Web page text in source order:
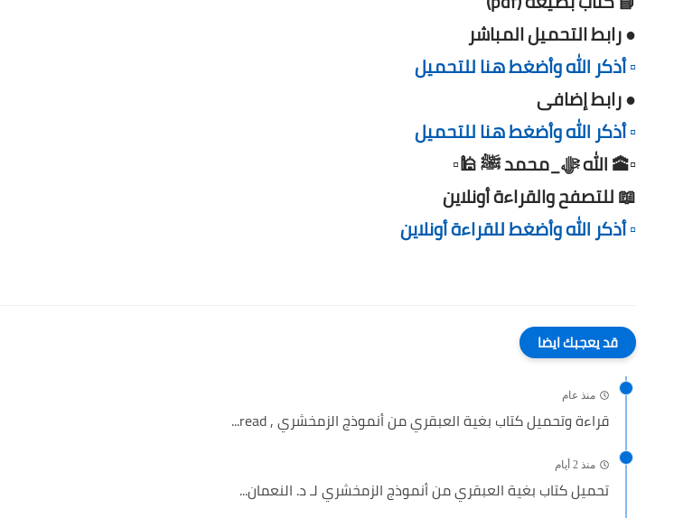
● رابط التحميل المباشر
▫️ أذكر الله وأضغط هنا للتحميل
● رابط إضافى
▫️ أذكر الله وأضغط هنا للتحميل
▫️🕋 الله ﷻ_محمد ﷺ 🕌▫️
📖 للتصفح والقراءة أونلاين
▫️ أذكر الله وأضغط للقراءة أونلاين
قد يعجبك ايضا
منذ عام
قراءة وتحميل كتاب بغية العبقري من أنموذج الزمخشري , read...
منذ 2 أيام
تحميل كتاب بغية العبقري من أنموذج الزمخشري لـ د. النعمان...